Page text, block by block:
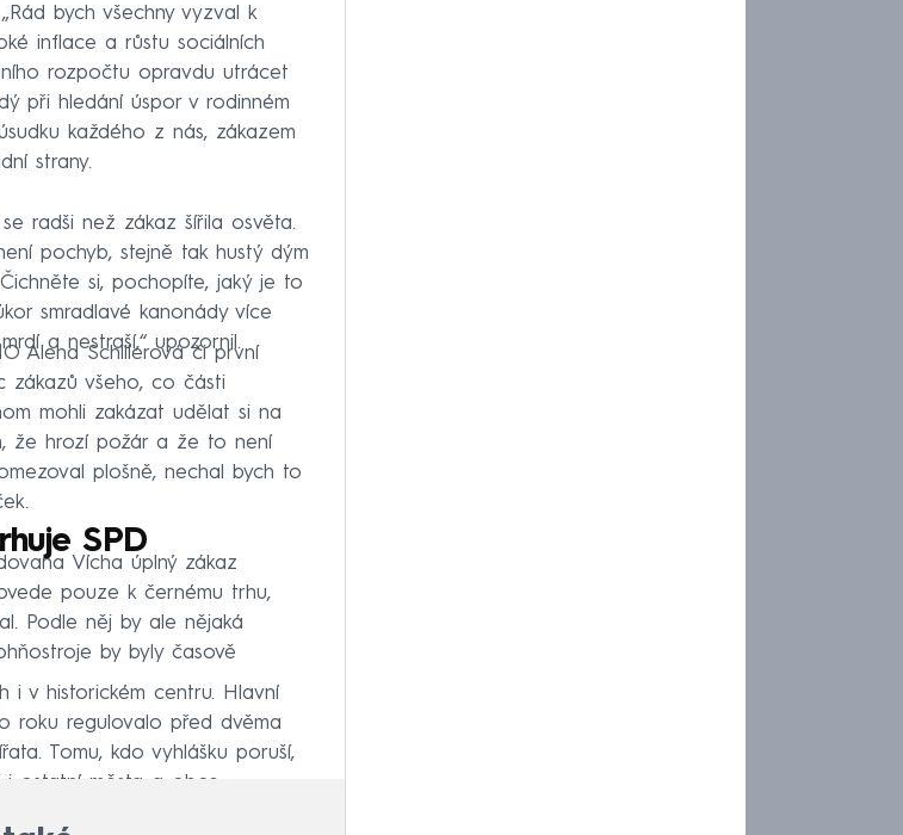
bych všechny vyzval k
inflace a růstu sociálních
rozpočtu opravdu utrácet
při hledání úspor v rodinném
každého z nás, zákazem
strany.
radši než zákaz šířila osvěta.
pochyb, stejně tak hustý dým
si, pochopíte, jaký je to
smradlavé kanonády více
a nestraší,“ upozornil.
Alena Schillerová či první
zákazů všeho, co části
mohli zakázat udělat si na
že hrozí požár a že to není
plošně, nechal bych to
SPD
Vícha úplný zákaz
pouze k černému trhu,
Podle něj by ale nějaká
by byly časově
i v historickém centru. Hlavní
roku regulovalo před dvěma
Tomu, kdo vyhlášku poruší,
ostatní města a obce.